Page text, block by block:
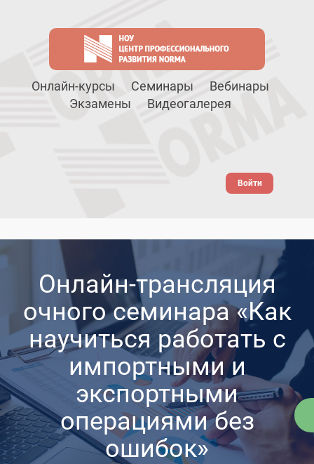
Онлайн-курсы Семинары
Вебинары
Экзамены
Видеогалерея
Войти
Онлайн-трансляция
очного семинара «Как
научиться работать с
импортными и
экспортными
операциями без
ошибок»